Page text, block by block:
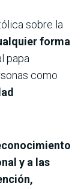
sobre la
forma
papa
como
y a las